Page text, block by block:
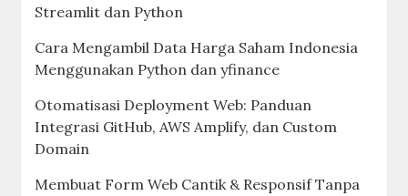
Streamlit dan Python
Cara Mengambil Data Harga Saham Indonesia
Menggunakan Python dan yfinance
Otomatisasi Deployment Web: Panduan
Integrasi GitHub, AWS Amplify, dan Custom
Domain
Membuat Form Web Cantik & Responsif Tanpa